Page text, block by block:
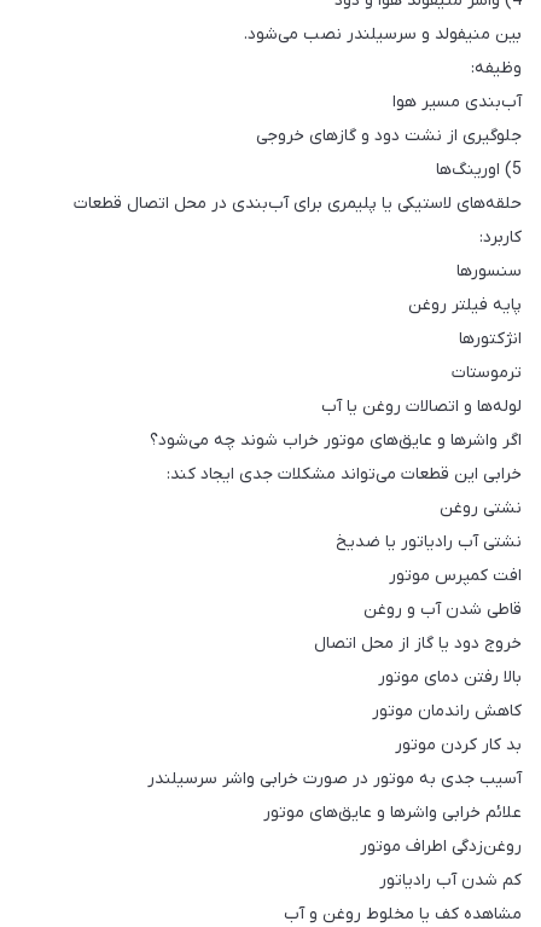
بین منیفولد و سرسیلندر نصب می‌شود.
وظیفه:
آب‌بندی مسیر هوا
جلوگیری از نشت دود و گازهای خروجی
5) اورینگ‌ها
حلقه‌های لاستیکی یا پلیمری برای آب‌بندی در محل اتصال قطعات
کاربرد:
سنسورها
پایه فیلتر روغن
انژکتورها
ترموستات
لوله‌ها و اتصالات روغن یا آب
اگر واشرها و عایق‌های موتور خراب شوند چه می‌شود؟
خرابی این قطعات می‌تواند مشکلات جدی ایجاد کند:
نشتی روغن
نشتی آب رادیاتور یا ضدیخ
افت کمپرس موتور
قاطی شدن آب و روغن
خروج دود یا گاز از محل اتصال
بالا رفتن دمای موتور
کاهش راندمان موتور
بد کار کردن موتور
آسیب جدی به موتور در صورت خرابی واشر سرسیلندر
علائم خرابی واشرها و عایق‌های موتور
روغن‌زدگی اطراف موتور
کم شدن آب رادیاتور
مشاهده کف یا مخلوط روغن و آب